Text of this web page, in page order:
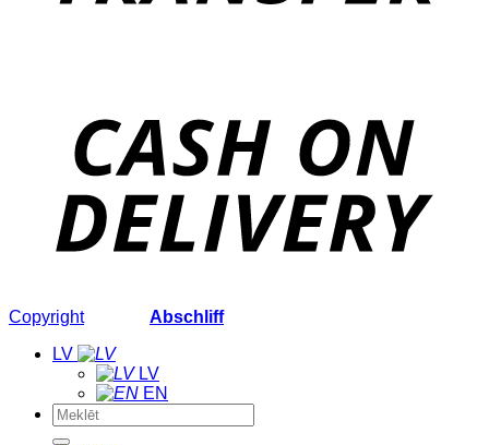
Copyright2026 © Abschliff
LV
LV
EN
Meklēt: